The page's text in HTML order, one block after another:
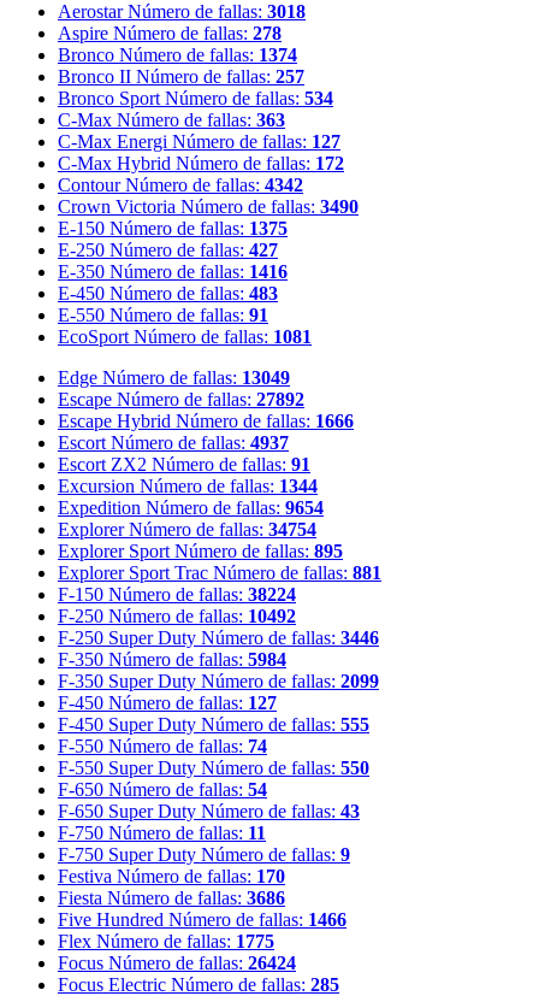
Aerostar Número de fallas: 3018
Aspire Número de fallas: 278
Bronco Número de fallas: 1374
Bronco II Número de fallas: 257
Bronco Sport Número de fallas: 534
C-Max Número de fallas: 363
C-Max Energi Número de fallas: 127
C-Max Hybrid Número de fallas: 172
Contour Número de fallas: 4342
Crown Victoria Número de fallas: 3490
E-150 Número de fallas: 1375
E-250 Número de fallas: 427
E-350 Número de fallas: 1416
E-450 Número de fallas: 483
E-550 Número de fallas: 91
EcoSport Número de fallas: 1081
Edge Número de fallas: 13049
Escape Número de fallas: 27892
Escape Hybrid Número de fallas: 1666
Escort Número de fallas: 4937
Escort ZX2 Número de fallas: 91
Excursion Número de fallas: 1344
Expedition Número de fallas: 9654
Explorer Número de fallas: 34754
Explorer Sport Número de fallas: 895
Explorer Sport Trac Número de fallas: 881
F-150 Número de fallas: 38224
F-250 Número de fallas: 10492
F-250 Super Duty Número de fallas: 3446
F-350 Número de fallas: 5984
F-350 Super Duty Número de fallas: 2099
F-450 Número de fallas: 127
F-450 Super Duty Número de fallas: 555
F-550 Número de fallas: 74
F-550 Super Duty Número de fallas: 550
F-650 Número de fallas: 54
F-650 Super Duty Número de fallas: 43
F-750 Número de fallas: 11
F-750 Super Duty Número de fallas: 9
Festiva Número de fallas: 170
Fiesta Número de fallas: 3686
Five Hundred Número de fallas: 1466
Flex Número de fallas: 1775
Focus Número de fallas: 26424
Focus Electric Número de fallas: 285